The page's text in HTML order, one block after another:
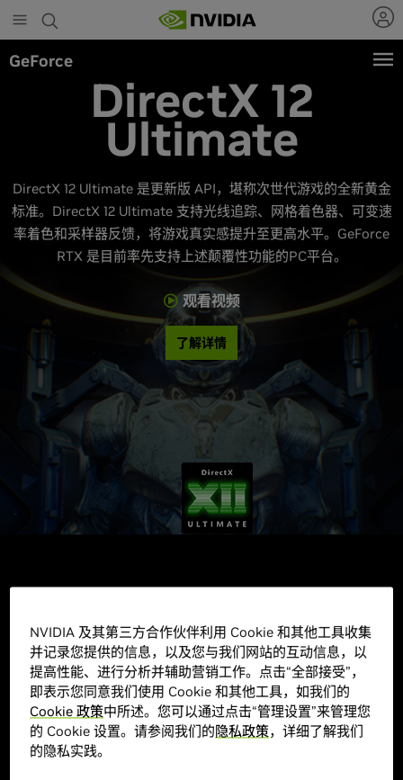
to
main
content
GeForce
DirectX 12
Ultimate
DirectX 12 Ultimate 是更新版 API，堪称次世代游戏的全新黄金
标准。DirectX 12 Ultimate 支持光线追踪、网格着色器、可变速
率着色和采样器反馈，将游戏真实感提升至更高水平。GeForce
RTX 是目前率先支持上述颠覆性功能的PC平台。
观看视频
了解详情
踪）
DirectX 光线追踪使游戏能够模拟光在现
实世界中的状态，提供包括全局照明、反
射和阴影等非常逼真、出色的图形效果。
GeForce RTX GPU 是为了满足光线追踪
NVIDIA 及其第三方合作伙伴利用 Cookie 和其他工具收集
并记录您提供的信息，以及您与我们网站的互动信息，以
提高性能、进行分析并辅助营销工作。点击“全部接受”，
即表示您同意我们使用 Cookie 和其他工具，如我们的
Cookie 政策中所述。您可以通过点击“管理设置”来管理您
的 Cookie 设置。请参阅我们的隐私政策，详细了解我们
的隐私实践。